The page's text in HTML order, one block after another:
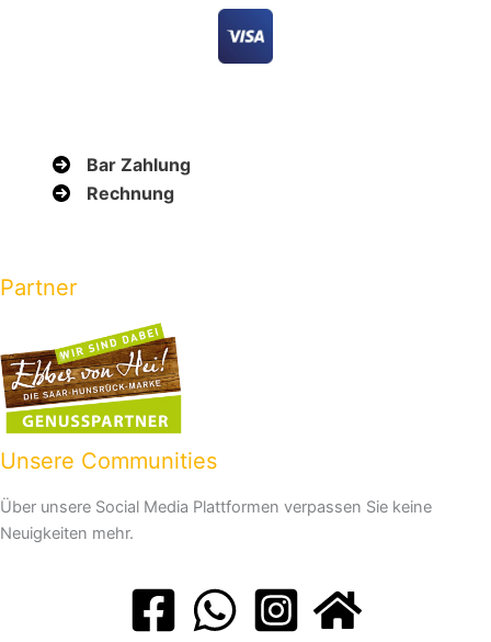
Bar Zahlung
Rechnung
Partner
Unsere Communities
Über unsere Social Media Plattformen verpassen Sie keine
Neuigkeiten mehr.